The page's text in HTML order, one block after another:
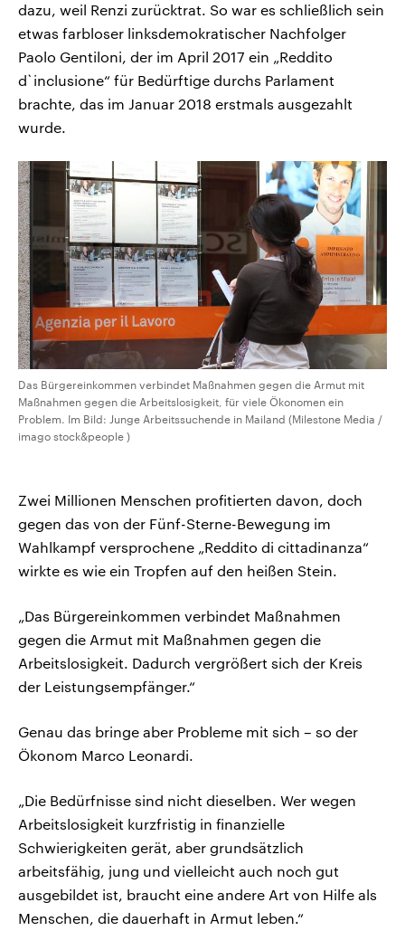
dazu, weil Renzi zurücktrat. So war es schließlich sein
etwas farbloser linksdemokratischer Nachfolger
Paolo Gentiloni, der im April 2017 ein „Reddito
d`inclusione“ für Bedürftige durchs Parlament
brachte, das im Januar 2018 erstmals ausgezahlt
wurde.
Das Bürgereinkommen verbindet Maßnahmen gegen die Armut mit
Maßnahmen gegen die Arbeitslosigkeit, für viele Ökonomen ein
Problem. Im Bild: Junge Arbeitssuchende in Mailand (Milestone Media /
imago stock&people )
Zwei Millionen Menschen profitierten davon, doch
gegen das von der Fünf-Sterne-Bewegung im
Wahlkampf versprochene „Reddito di cittadinanza“
wirkte es wie ein Tropfen auf den heißen Stein.
„Das Bürgereinkommen verbindet Maßnahmen
gegen die Armut mit Maßnahmen gegen die
Arbeitslosigkeit. Dadurch vergrößert sich der Kreis
der Leistungsempfänger.“
Genau das bringe aber Probleme mit sich – so der
Ökonom Marco Leonardi.
„Die Bedürfnisse sind nicht dieselben. Wer wegen
Arbeitslosigkeit kurzfristig in finanzielle
Schwierigkeiten gerät, aber grundsätzlich
arbeitsfähig, jung und vielleicht auch noch gut
ausgebildet ist, braucht eine andere Art von Hilfe als
Menschen, die dauerhaft in Armut leben.“